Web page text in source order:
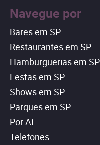
Navegue por
Bares em SP
Restaurantes em SP
Hamburguerias em SP
Festas em SP
Shows em SP
Parques em SP
Por Aí
Telefones